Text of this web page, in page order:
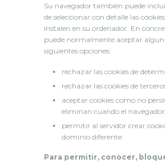
Su navegador también puede
de seleccionar con detalle las
instalen en su ordenador. En
puede normalmente aceptar
siguientes opciones:
rechazar las cookies de
rechazar las cookies de
aceptar cookies como no
eliminan cuando el navegador
permitir al servidor crear
dominio diferente.
Para permitir, conocer,